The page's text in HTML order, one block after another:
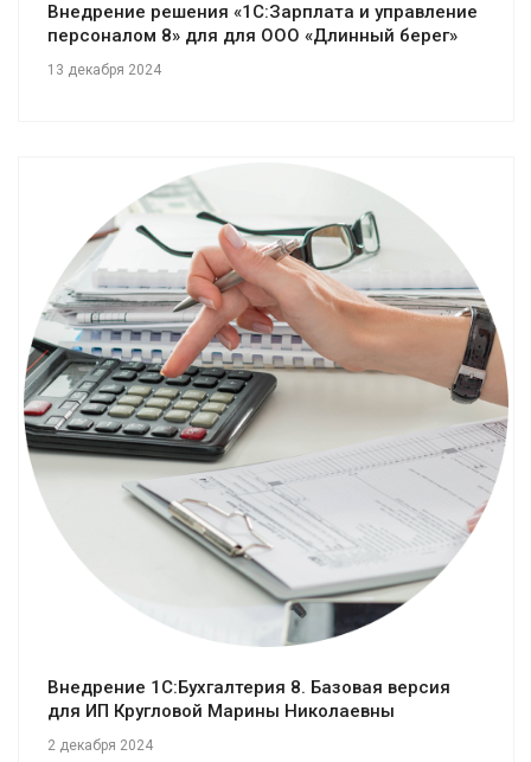
Внедрение решения «1С:Зарплата и управление
персоналом 8» для для ООО «Длинный берег»
13 декабря 2024
Смотреть проект
Внедрение 1С:Бухгалтерия 8. Базовая версия
для ИП Кругловой Марины Николаевны
2 декабря 2024